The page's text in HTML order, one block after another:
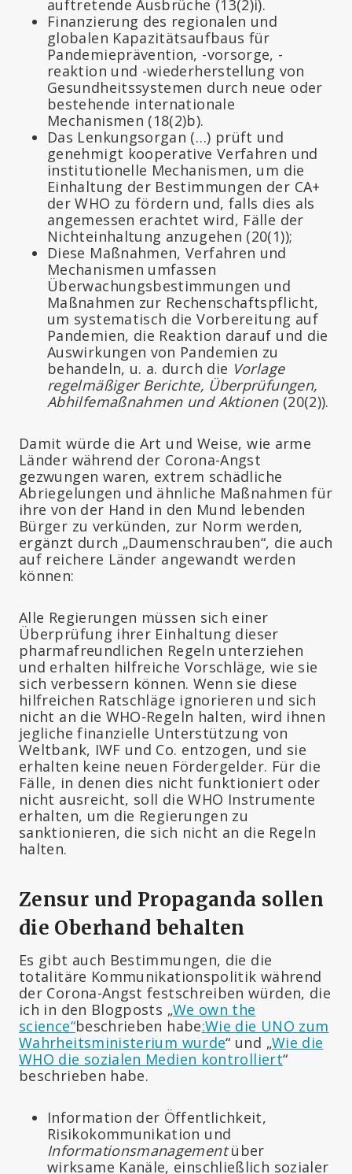
auftretende Ausbrüche (13(2)i).
Finanzierung des regionalen und
globalen Kapazitätsaufbaus für
Pandemieprävention, -vorsorge, -
reaktion und -wiederherstellung von
Gesundheitssystemen durch neue oder
bestehende internationale
Mechanismen (18(2)b).
Das Lenkungsorgan (…) prüft und
genehmigt kooperative Verfahren und
institutionelle Mechanismen, um die
Einhaltung der Bestimmungen der CA+
der WHO zu fördern und, falls dies als
angemessen erachtet wird, Fälle der
Nichteinhaltung anzugehen (20(1));
Diese Maßnahmen, Verfahren und
Mechanismen umfassen
Überwachungsbestimmungen und
Maßnahmen zur Rechenschaftspflicht,
um systematisch die Vorbereitung auf
Pandemien, die Reaktion darauf und die
Auswirkungen von Pandemien zu
behandeln, u. a. durch die Vorlage
regelmäßiger Berichte, Überprüfungen,
Abhilfemaßnahmen und Aktionen(20(2)).
Damit würde die Art und Weise, wie arme
Länder während der Corona-Angst
gezwungen waren, extrem schädliche
Abriegelungen und ähnliche Maßnahmen für
ihre von der Hand in den Mund lebenden
Bürger zu verkünden, zur Norm werden,
ergänzt durch „Daumenschrauben“, die auch
auf reichere Länder angewandt werden
können:
Alle Regierungen müssen sich einer
Überprüfung ihrer Einhaltung dieser
pharmafreundlichen Regeln unterziehen
und erhalten hilfreiche Vorschläge, wie sie
sich verbessern können. Wenn sie diese
hilfreichen Ratschläge ignorieren und sich
nicht an die WHO-Regeln halten, wird ihnen
jegliche finanzielle Unterstützung von
Weltbank, IWF und Co. entzogen, und sie
erhalten keine neuen Fördergelder. Für die
Fälle, in denen dies nicht funktioniert oder
nicht ausreicht, soll die WHO Instrumente
erhalten, um die Regierungen zu
sanktionieren, die sich nicht an die Regeln
halten.
Zensur und Propaganda sollen
die Oberhand behalten
Es gibt auch Bestimmungen, die die
totalitäre Kommunikationspolitik während
der Corona-Angst festschreiben würden, die
ich in den Blogposts „We own the
science“beschrieben habe:Wie die UNO zum
Wahrheitsministerium wurde“ und „Wie die
WHO die sozialen Medien kontrolliert“
beschrieben habe.
Information der Öffentlichkeit,
Risikokommunikation und
Informationsmanagementüber
wirksame Kanäle, einschließlich sozialer